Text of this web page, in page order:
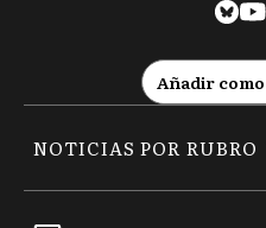
Añadir
NOTICIAS POR RUBRO